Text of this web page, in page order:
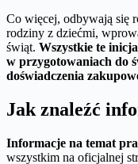
Co więcej, odbywają się
rodziny z dziećmi,
świąt. Wszystkie te
w przygotowaniach do
doświadczenia
Jak znaleźć
Informacje na temat
wszystkim na oficjalnej